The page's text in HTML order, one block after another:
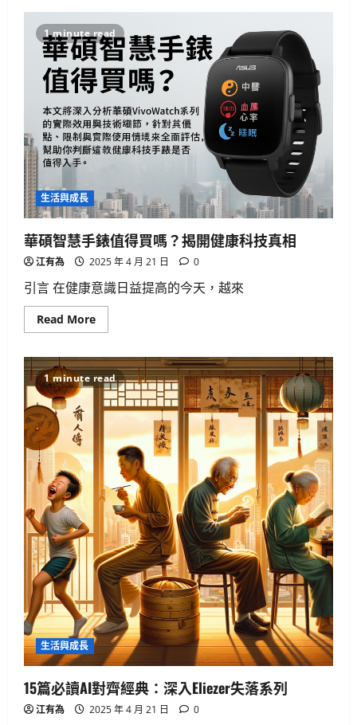
1 minute read
生活與成長
華碩智慧手錶值得買嗎？揭開健康科技真相
江有為 2025 年 4 月 21 日 0
引言 在健康意識日益提高的今天，越來
Read MoreRead
more
碩
智
慧
手
錶
買
嗎？
揭
健
康
科
技
真
相
1 minute read
生活與成長
15篇必讀AI對齊經典：深入Eliezer失落系列
江有為 2025 年 4 月 21 日 0